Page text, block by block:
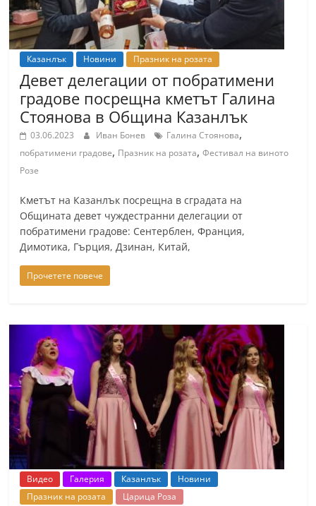
Казанлък Новини Празник на розата
Девет делегации от побратимени
градове посрещна кметът Галина
Стоянова в Община Казанлък
03.06.2023 Иван Бонев Галина Стоянова,
побратимени градове, Празник на розата,Фестивал на виното
Розе
Кметът на Казанлък посрещна в сградата на
Общината девет чуждестранни делегации от
побратимени градове: Сентерблен, Франция,
Димотика, Гърция, Дзинан, Китай,
Прочетете повече
Видео Галерия Казанлък
Новини
Празник на розата
Царица Роза